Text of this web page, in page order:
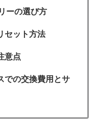
ーの選び方
セット方法
意点
での交換費用とサ